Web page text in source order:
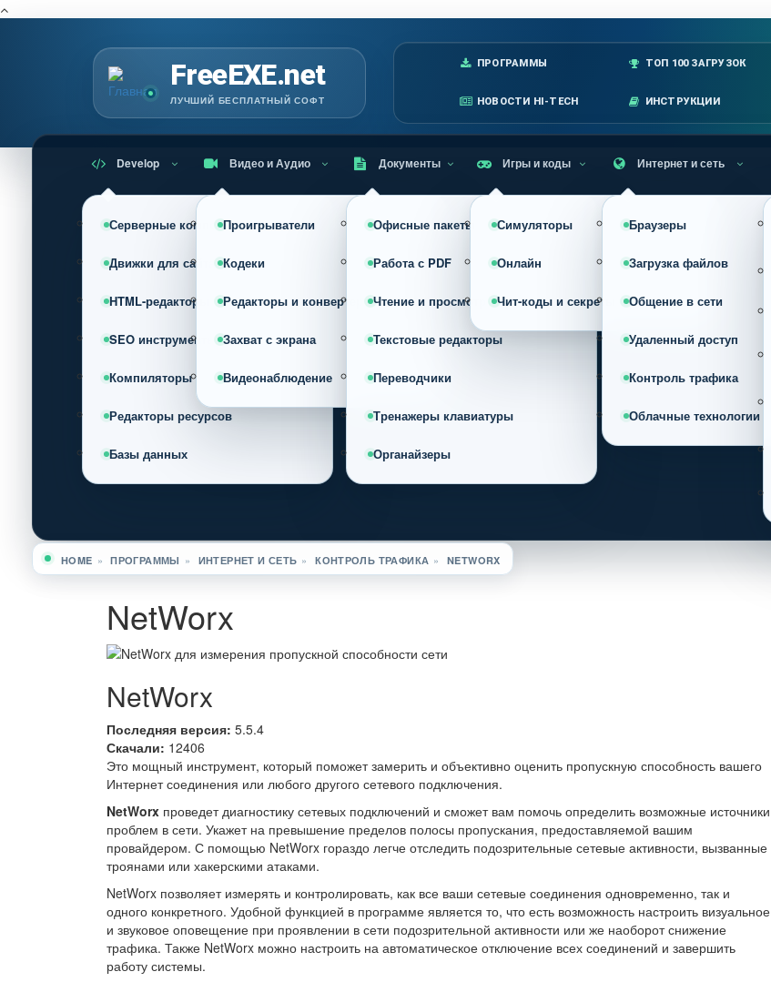
FreeEXE.net
ЛУЧШИЙ БЕСПЛАТНЫЙ СОФТ
Главное менюПРОГРАММЫ ТОП 100 ЗАГРУЗОК
НОВОСТИ HI-TECH ИНСТРУКЦИИ
Develop
Серверные компоненты
Движки для сайта (CMS)
HTML-редакторы
SEO инструменты
Компиляторы
Редакторы ресурсов
Базы данных
Видео и Аудио
Проигрыватели
Кодеки
Редакторы и конвертеры
Захват с экрана
Видеонаблюдение
Документы
Офисные пакеты
Работа с PDF
Чтение и просмотр
Текстовые редакторы
Переводчики
Тренажеры клавиатуры
Органайзеры
Игры и коды
Симуляторы
Онлайн
Чит-коды и секреты
Интернет и сеть
Браузеры
Загрузка файлов
Общение в сети
Удаленный доступ
Контроль трафика
Облачные технологии
Вы здесь
HOME » ПРОГРАММЫ » ИНТЕРНЕТ И СЕТЬ » КОНТРОЛЬ ТРАФИКА » NETWORX
NetWorx
NetWorx
Последняя версия: 5.5.4
Скачали: 12406
Это мощный инструмент, который поможет замерить и объективно оценить пропускную способность вашего
Интернет соединения или любого другого сетевого подключения.
NetWorx проведет диагностику сетевых подключений и сможет вам помочь определить возможные источники
проблем в сети. Укажет на превышение пределов полосы пропускания, предоставляемой вашим
провайдером. С помощью NetWorx гораздо легче отследить подозрительные сетевые активности, вызванные
троянами или хакерскими атаками.
NetWorx позволяет измерять и контролировать, как все ваши сетевые соединения одновременно, так и
одного конкретного. Удобной функцией в программе является то, что есть возможность настроить визуальное
и звуковое оповещение при проявлении в сети подозрительной активности или же наоборот снижение
трафика. Также NetWorx можно настроить на автоматическое отключение всех соединений и завершить
работу системы.